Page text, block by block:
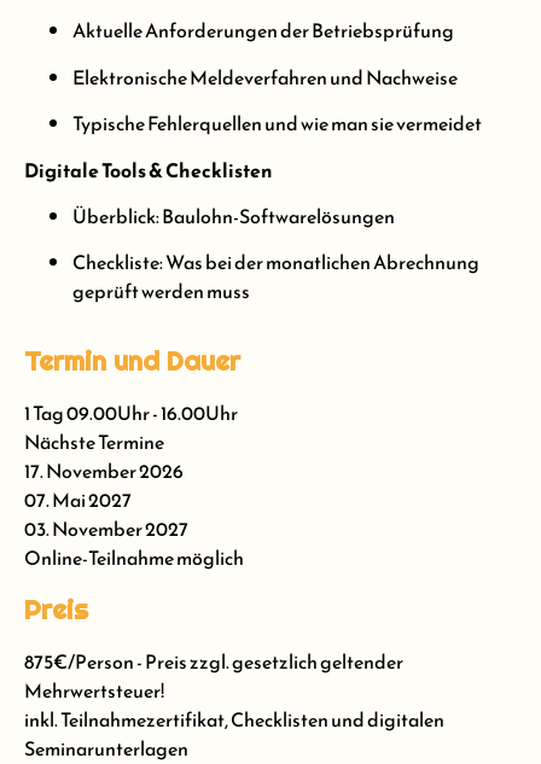
Aktuelle Anforderungen der Betriebsprüfung
Elektronische Meldeverfahren und Nachweise
Typische Fehlerquellen und wie man sie vermeidet
Digitale Tools & Checklisten
Überblick: Baulohn-Softwarelösungen
Checkliste: Was bei der monatlichen Abrechnung
geprüft werden muss
Termin und Dauer
1 Tag 09.00Uhr - 16.00Uhr
Nächste Termine
17. November 2026
07. Mai 2027
03. November 2027
Online-Teilnahme möglich
Preis
875€/Person - Preis zzgl. gesetzlich geltender
Mehrwertsteuer!
inkl. Teilnahmezertifikat, Checklisten und digitalen
Seminarunterlagen